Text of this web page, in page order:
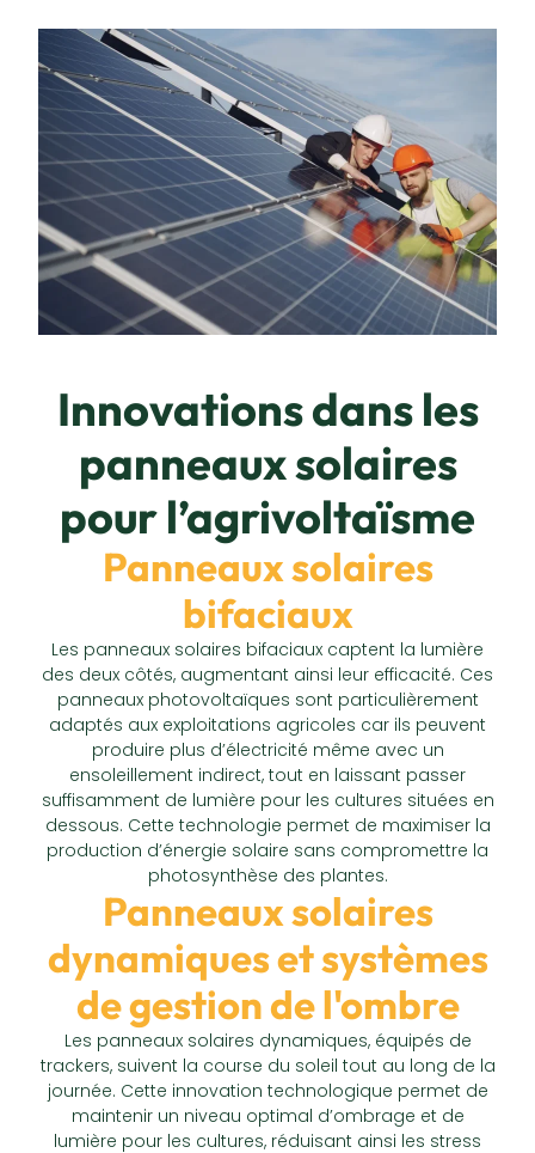
Innovations dans les
panneaux solaires
pour l’agrivoltaïsme
Panneaux solaires
bifaciaux
Les panneaux solaires bifaciaux captent la lumière
des deux côtés, augmentant ainsi leur efficacité. Ces
panneaux photovoltaïques sont particulièrement
adaptés aux exploitations agricoles car ils peuvent
produire plus d’électricité même avec un
ensoleillement indirect, tout en laissant passer
suffisamment de lumière pour les cultures situées en
dessous. Cette technologie permet de maximiser la
production d’énergie solaire sans compromettre la
photosynthèse des plantes.
Panneaux solaires
dynamiques et systèmes
de gestion de l'ombre
Les panneaux solaires dynamiques, équipés de
trackers, suivent la course du soleil tout au long de la
journée. Cette innovation technologique permet de
maintenir un niveau optimal d’ombrage et de
lumière pour les cultures, réduisant ainsi les stress